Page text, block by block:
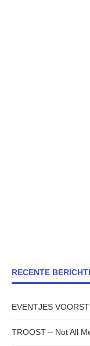
RECENTE
EVENTJES
TROOST – Not All